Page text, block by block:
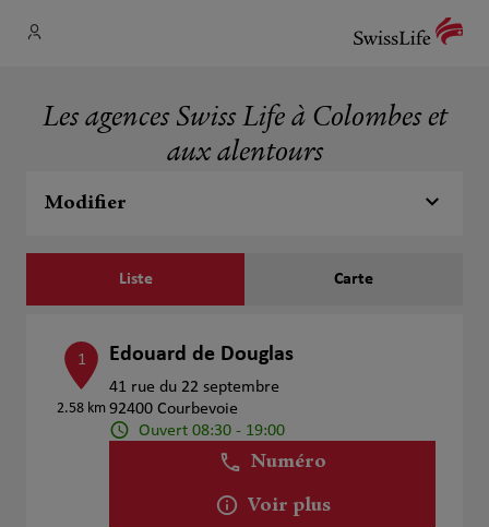
Les agences Swiss Life à Colombes et
aux alentours
Modifier
Liste Carte
1
2.58 km
Edouard de Douglas
41 rue du 22 septembre
92400 Courbevoie
Ouvert 08:30 - 19:00
Numéro
Voir plus